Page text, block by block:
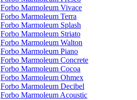
Forbo Marmoleum Vivace
Forbo Marmoleum Terra
Forbo Marmoleum Splash
Forbo Marmoleum Striato
Forbo Marmoleum Walton
Forbo Marmoleum Piano
Forbo Marmoleum Concrete
Forbo Marmoleum Cocoa
Forbo Marmoleum Ohmex
Forbo Marmoleum Decibel
Forbo Marmoleum Acoustic